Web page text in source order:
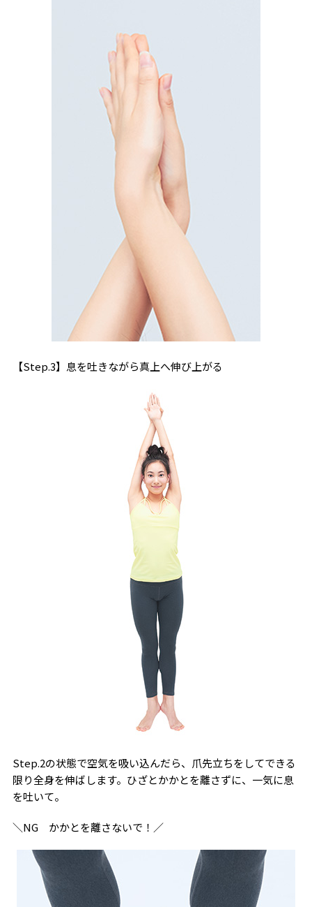
【Step.3】息を吐きながら真上へ伸び上がる
Step.2の状態で空気を吸い込んだら、爪先立ちをしてできる
限り全身を伸ばします。ひざとかかとを離さずに、一気に息
を吐いて。
＼NG かかとを離さないで！／